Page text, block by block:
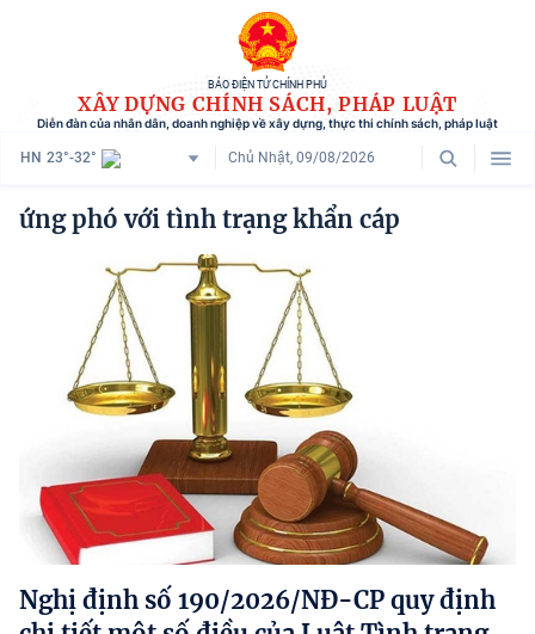
BÁO ĐIỆN TỬ CHÍNH PHỦ
XÂY DỰNG CHÍNH SÁCH, PHÁP LUẬT
Diễn đàn của nhân dân, doanh nghiệp về xây dựng, thực thi chính sách, pháp luật
HN 23°-32° Chủ Nhật, 09/08/2026
Danh mục
Chính sách mới
Tham vấn chính sách
Người dân góp ý
Doanh nghiệp hiến kế
Chính sách và cuộc sống
Hướng dẫn thực hiện chính sách
Phát triển kinh tế tư nhân và doanh nghiệp dân tộc
ứng phó với tình trạng khẩn cáp
Nghị định số 190/2026/NĐ-CP quy định